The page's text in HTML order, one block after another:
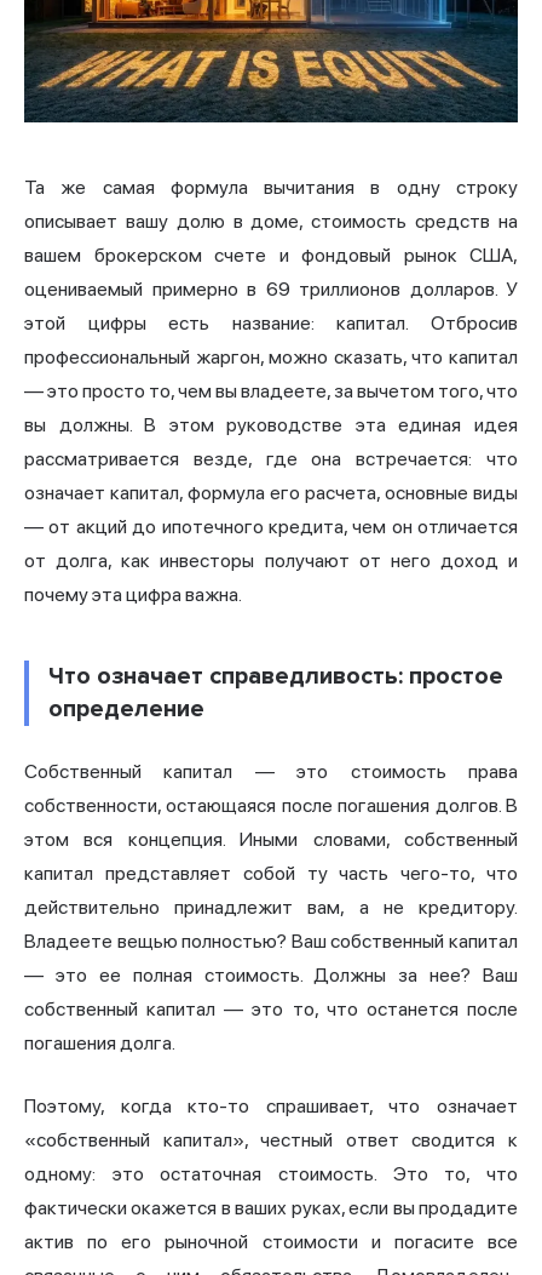
Та же самая формула вычитания в одну строку
описывает вашу долю в доме, стоимость средств на
вашем брокерском счете и фондовый рынок США,
оцениваемый примерно в 69 триллионов долларов. У
этой цифры есть название: капитал. Отбросив
профессиональный жаргон, можно сказать, что капитал
— это просто то, чем вы владеете, за вычетом того, что
вы должны. В этом руководстве эта единая идея
рассматривается везде, где она встречается: что
означает капитал, формула его расчета, основные виды
— от акций до ипотечного кредита, чем он отличается
от долга, как инвесторы получают от него доход и
почему эта цифра важна.
Что означает справедливость: простое
определение
Собственный капитал — это стоимость права
собственности, остающаяся после погашения долгов. В
этом вся концепция. Иными словами, собственный
капитал представляет собой ту часть чего-то, что
действительно принадлежит вам, а не кредитору.
Владеете вещью полностью? Ваш собственный капитал
— это ее полная стоимость. Должны за нее? Ваш
собственный капитал — это то, что останется после
погашения долга.
Поэтому, когда кто-то спрашивает, что означает
«собственный капитал», честный ответ сводится к
одному: это остаточная стоимость. Это то, что
фактически окажется в ваших руках, если вы продадите
актив по его рыночной стоимости и погасите все